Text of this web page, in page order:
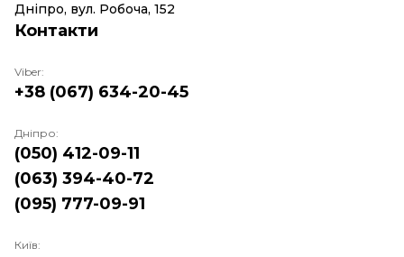
Дніпро, вул. Робоча, 152
Контакти
Viber:
+38 (067) 634-20-45
Дніпро:
(050) 412-09-11
(063) 394-40-72
(095) 777-09-91
Київ: